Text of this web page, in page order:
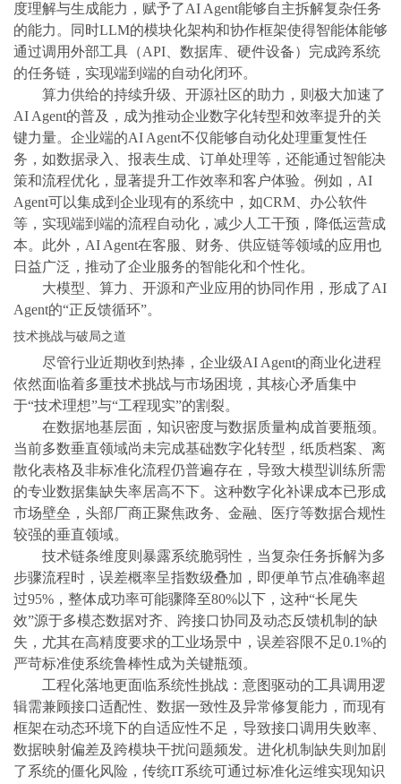
度理解与生成能力，赋予了AI Agent能够自主拆解复杂任务
的能力。同时LLM的模块化架构和协作框架使得智能体能够
通过调用外部工具（API、数据库、硬件设备）完成跨系统
的任务链，实现端到端的自动化闭环。
算力供给的持续升级、开源社区的助力，则极大加速了
AI Agent的普及，成为推动企业数字化转型和效率提升的关
键力量。企业端的AI Agent不仅能够自动化处理重复性任
务，如数据录入、报表生成、订单处理等，还能通过智能决
策和流程优化，显著提升工作效率和客户体验。例如，AI
Agent可以集成到企业现有的系统中，如CRM、办公软件
等，实现端到端的流程自动化，减少人工干预，降低运营成
本。此外，AI Agent在客服、财务、供应链等领域的应用也
日益广泛，推动了企业服务的智能化和个性化。
大模型、算力、开源和产业应用的协同作用，形成了AI
Agent的“正反馈循环”。
技术挑战与破局之道
尽管行业近期收到热捧，企业级AI Agent的商业化进程
依然面临着多重技术挑战与市场困境，其核心矛盾集中
于“技术理想”与“工程现实”的割裂。
在数据地基层面，知识密度与数据质量构成首要瓶颈。
当前多数垂直领域尚未完成基础数字化转型，纸质档案、离
散化表格及非标准化流程仍普遍存在，导致大模型训练所需
的专业数据集缺失率居高不下。这种数字化补课成本已形成
市场壁垒，头部厂商正聚焦政务、金融、医疗等数据合规性
较强的垂直领域。
技术链条维度则暴露系统脆弱性，当复杂任务拆解为多
步骤流程时，误差概率呈指数级叠加，即便单节点准确率超
过95%，整体成功率可能骤降至80%以下，这种“长尾失
效”源于多模态数据对齐、跨接口协同及动态反馈机制的缺
失，尤其在高精度要求的工业场景中，误差容限不足0.1%的
严苛标准使系统鲁棒性成为关键瓶颈。
工程化落地更面临系统性挑战：意图驱动的工具调用逻
辑需兼顾接口适配性、数据一致性及异常修复能力，而现有
框架在动态环境下的自适应性不足，导致接口调用失败率、
数据映射偏差及跨模块干扰问题频发。进化机制缺失则加剧
了系统的僵化风险，传统IT系统可通过标准化运维实现知识